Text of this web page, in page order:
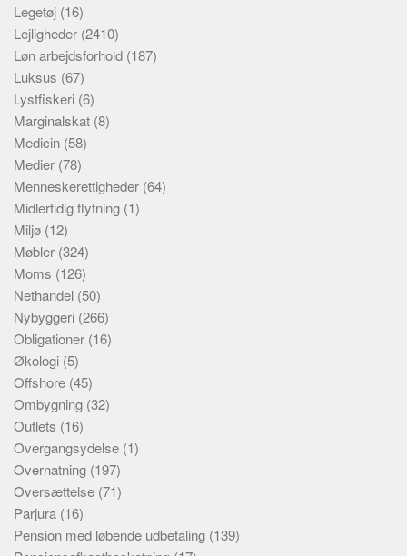
Legetøj (16)
Lejligheder (2410)
Løn arbejdsforhold (187)
Luksus (67)
Lystfiskeri (6)
Marginalskat (8)
Medicin (58)
Medier (78)
Menneskerettigheder (64)
Midlertidig flytning (1)
Miljø (12)
Møbler (324)
Moms (126)
Nethandel (50)
Nybyggeri (266)
Obligationer (16)
Økologi (5)
Offshore (45)
Ombygning (32)
Outlets (16)
Overgangsydelse (1)
Overnatning (197)
Oversættelse (71)
Parjura (16)
Pension med løbende udbetaling (139)